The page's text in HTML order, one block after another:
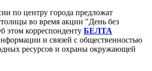
по центру города предложат
во время акции "День без
этом корреспонденту БЕЛТА
и связей с общественностью
ресурсов и охраны окружающей